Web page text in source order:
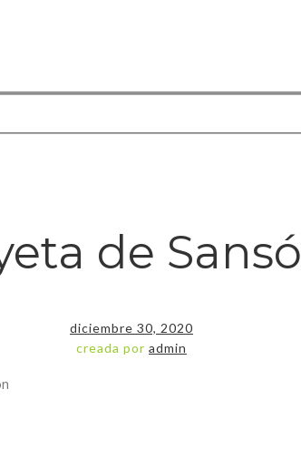
de Sansó
diciembre 30, 2020
creada por admin